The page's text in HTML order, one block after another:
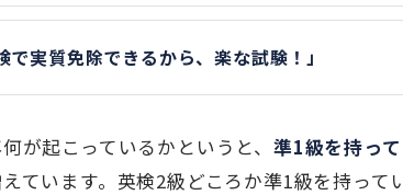
で実質免除できるから、楽な試験！」
が起こっているかというと、 準1級を持っ
ています。英検2級どころか準1級を持っ